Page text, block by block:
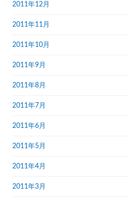
2011年12月
2011年11月
2011年10月
2011年9月
2011年8月
2011年7月
2011年6月
2011年5月
2011年4月
2011年3月